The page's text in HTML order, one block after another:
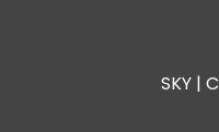
SKY |